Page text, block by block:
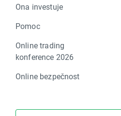
Ona investuje
Pomoc
Online trading
konference 2026
Online bezpečnost